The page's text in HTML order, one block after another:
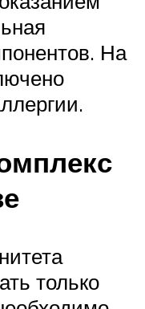
На
только